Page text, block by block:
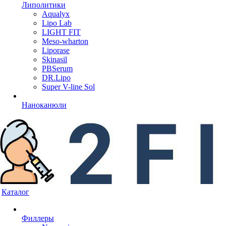
Липолитики
Aqualyx
Lipo Lab
LIGHT FIT
Meso-wharton
Liporase
Skinasil
PBSerum
DR.Lipo
Super V-line Sol
Наноканюли
Каталог
Филлеры